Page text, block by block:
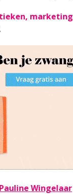
marketing
Pauline Wingelaar